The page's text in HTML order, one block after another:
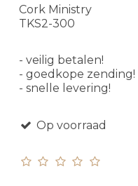
Cork Ministry
TKS2-300
- veilig betalen!
- goedkope zending!
- snelle levering!
Op voorraad